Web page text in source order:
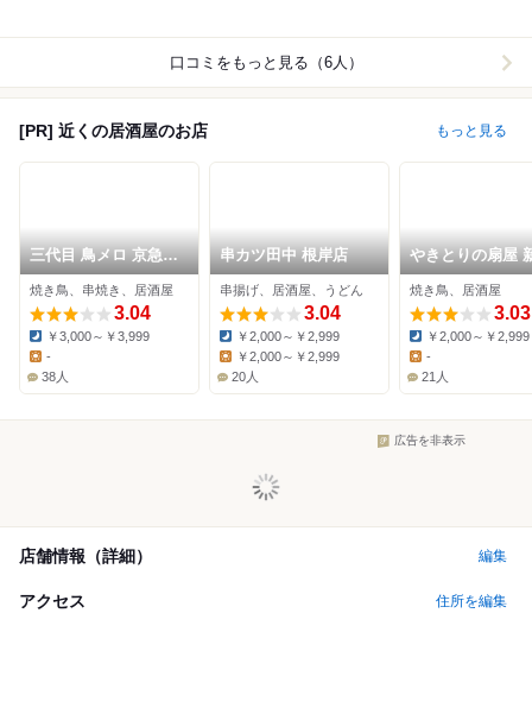
口コミをもっと見る（6人）
[PR] 近くの居酒屋のお店 もっと見る
三代目 鳥メロ 京急杉
田店
焼き鳥、串焼き、居酒屋
3.04
Dinner:
￥3,000～￥3,999
Lunch:
-
38人
串カツ田中 根岸店
串揚げ、居酒屋、うどん
3.04
Dinner:
￥2,000～￥2,999
Lunch:
￥2,000～￥2,999
20人
やきとりの扇屋
田駅前店
焼き鳥、居酒屋
3.03
Dinner:
￥2,000～￥2,999
Lunch:
-
21人
広告を非表示
店舗情報（詳細） 編集
アクセス 住所を編集